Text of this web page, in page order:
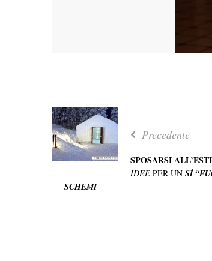
Precedente
SPOSARSI
IDEE PER UN SÌ
SCHEMI